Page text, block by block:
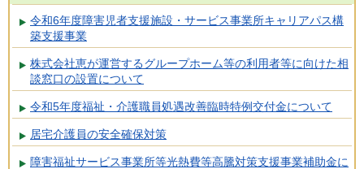
令和6年度障害児者支援施設・サービス事業所キャリアパス構
築支援事業
株式会社恵が運営するグループホーム等の利用者等に向けた相
談窓口の設置について
令和5年度福祉・介護職員処遇改善臨時特例交付金について
居宅介護員の安全確保対策
障害福祉サービス事業所等光熱費等高騰対策支援事業補助金に